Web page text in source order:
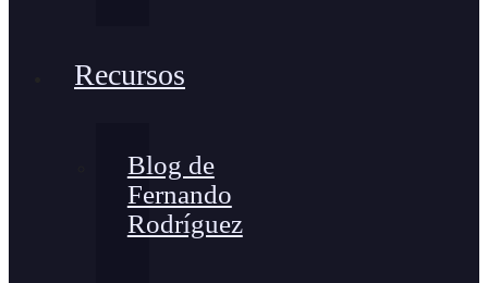
Recursos
Blog de
Fernando
Rodríguez